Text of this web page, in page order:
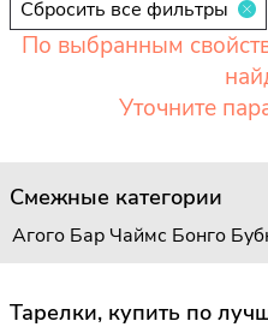
Сбросить все фильтры
По выбранным
Уточните
Смежные категории
Агого Бар Чаймс Бонго
Тарелки, купить по